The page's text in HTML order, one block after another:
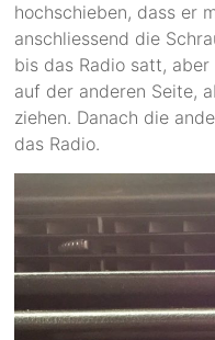
hochschieben, dass er
anschliessend die
bis das Radio satt,
auf der anderen Seite,
ziehen. Danach die
das Radio.